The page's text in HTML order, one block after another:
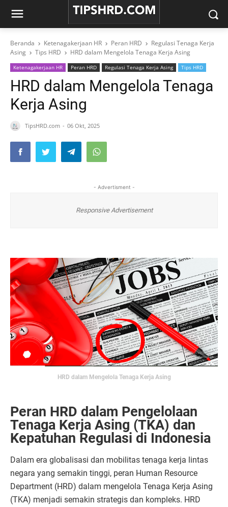
Beranda Ketenagakerjaan HR Peran HRD
Regulasi Tenaga Kerja
Asing
Tips HRD HRD dalam Mengelola Tenaga Kerja Asing
Ketenagakerjaan HR Peran HRD Regulasi Tenaga Kerja Asing Tips HRD
HRD dalam Mengelola Tenaga
Kerja Asing
TipsHRD.com 06 Okt, 2025
- Advertisment -
Responsive Advertisement
HRD dalam Mengelola Tenaga Kerja Asing
Peran HRD dalam Pengelolaan
Tenaga Kerja Asing (TKA) dan
Kepatuhan Regulasi di Indonesia
Dalam era globalisasi dan mobilitas tenaga kerja lintas
negara yang semakin tinggi, peran Human Resource
Department (HRD) dalam mengelola Tenaga Kerja Asing
(TKA) menjadi semakin strategis dan kompleks. HRD